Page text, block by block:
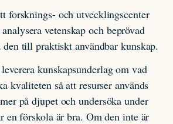
forsknings- och utvecklingscenter
vetenskap och beprövad
till praktiskt användbar kunskap.
kunskapsunderlag om vad
kvaliteten så att resurser används
på djupet och undersöka under
en förskola är bra. Om den inte är